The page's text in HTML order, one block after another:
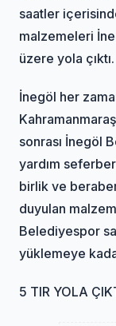
saatler
malzemeleri
üzere yola çıktı.
İnegöl her
sonrası İnegöl
yardım
birlik ve
duyulan
Belediyespor
yüklemeye
5 TIR YOLA